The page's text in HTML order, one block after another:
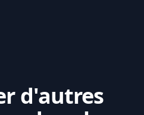
d'autres